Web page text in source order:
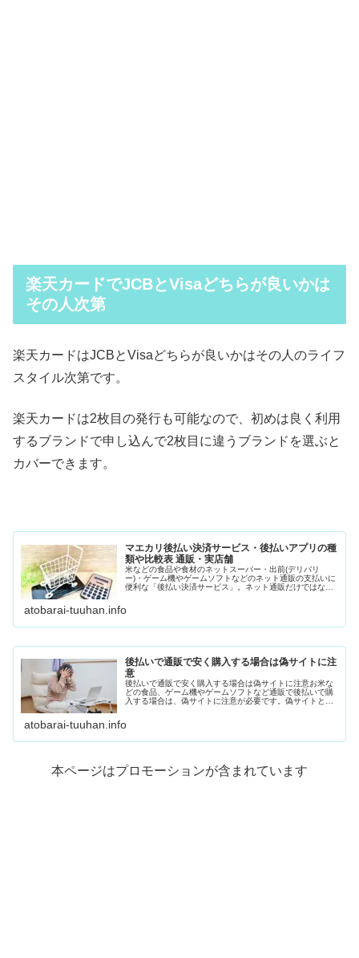
楽天カードでJCBとVisaどちらが良いかは
その人次第
楽天カードはJCBとVisaどちらが良いかはその人のライフ
スタイル次第です。
楽天カードは2枚目の発行も可能なので、初めは良く利用
するブランドで申し込んで2枚目に違うブランドを選ぶと
カバーできます。
マエカリ後払い決済サービス・後払いアプリの種
類や比較表 通販・実店舗
米などの食品や食材のネットスーパー・出前(デリバリ
ー)・ゲーム機やゲームソフトなどのネット通販の支払いに
便利な「後払い決済サービス」。ネット通販だけではな
atobarai-tuuhan.info
後払いで通販で安く購入する場合は偽サイトに注
意
後払いで通販で安く購入する場合は偽サイトに注意お米な
どの食品、ゲーム機やゲームソフトなど通販で後払いで購
入する場合は、偽サイトに注意が必要です。偽サイトと
atobarai-tuuhan.info
本ページはプロモーションが含まれています